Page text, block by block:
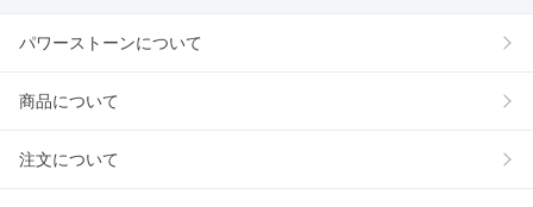
パワーストーンについて
商品について
注文について